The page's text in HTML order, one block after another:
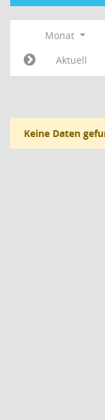
Monat
Aktuell
Keine Daten